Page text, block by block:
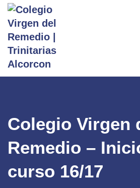
Colegio Virgen
Remedio –
curso 16/17